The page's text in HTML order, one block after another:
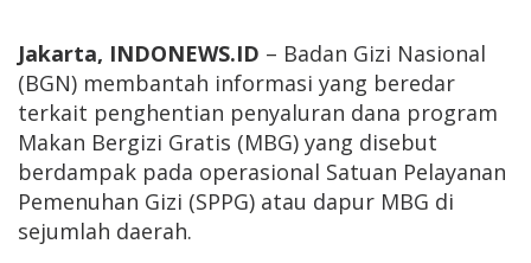
Jakarta, INDONEWS.ID – Badan Gizi Nasional
(BGN) membantah informasi yang beredar
terkait penghentian penyaluran dana program
Makan Bergizi Gratis (MBG) yang disebut
berdampak pada operasional Satuan Pelayanan
Pemenuhan Gizi (SPPG) atau dapur MBG di
sejumlah daerah.